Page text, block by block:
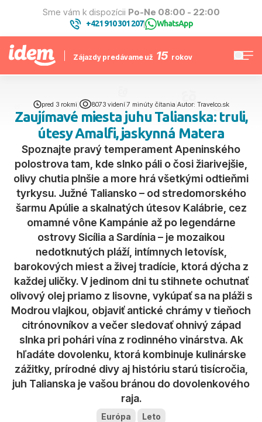
Sme vám k dispozícii Po-Ne 08:00 - 22:00
+421 910 301 207| WhatsApp
Zájazdy predávame už 15 rokov
pred 3 rokmi 8073 videní|7 minúty čítania Autor: Travelco.sk
Zaujímavé miesta juhu Talianska: truli,
útesy Amalfi, jaskynná Matera
Spoznajte pravý temperament Apeninského
polostrova tam, kde slnko páli o čosi žiarivejšie,
olivy chutia plnšie a more hrá všetkými odtieňmi
tyrkysu. Južné Taliansko – od stredomorského
šarmu Apúlie a skalnatých útesov Kalábrie, cez
omamné vône Kampánie až po legendárne
ostrovy Sicília a Sardínia – je mozaikou
nedotknutých pláží, intímnych letovísk,
barokových miest a živej tradície, ktorá dýcha z
každej uličky. V jedinom dni tu stihnete ochutnať
olivový olej priamo z lisovne, vykúpať sa na pláži s
Modrou vlajkou, objaviť antické chrámy v tieňoch
citrónovníkov a večer sledovať ohnivý západ
slnka pri pohári vína z rodinného vinárstva. Ak
hľadáte dovolenku, ktorá kombinuje kulinárske
zážitky, prírodné divy aj históriu starú tisícročia,
juh Talianska je vašou bránou do dovolenkového
raja.
Európa Leto